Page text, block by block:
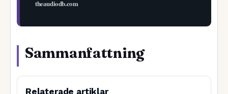
theaudiodb.com
Sammanfattning
Relaterade artiklar